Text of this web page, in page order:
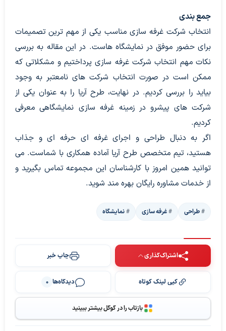
جمع بندی
انتخاب شرکت غرفه سازی مناسب یکی از مهم ترین تصمیمات
برای حضور موفق در نمایشگاه هاست. در این مقاله به بررسی
نکات مهم انتخاب شرکت غرفه سازی پرداختیم و مشکلاتی که
ممکن است در صورت انتخاب شرکت های نامعتبر به وجود
بیاید را بررسی کردیم. در نهایت، طرح آریا را به عنوان یکی از
شرکت های پیشرو در زمینه غرفه سازی نمایشگاهی معرفی
کردیم.
اگر به دنبال طراحی و اجرای غرفه ای حرفه ای و جذاب
هستید، تیم متخصص طرح آریا آماده همکاری با شماست. می
توانید همین امروز با کارشناسان این مجموعه تماس بگیرید و
از خدمات مشاوره رایگان بهره مند شوید.
طراحی غرفه سازی نمایشگاه
اشتراک‌گذاری چاپ خبر
کپی لینک کوتاه دیدگاه‌ها 0
بازتاب را در گوگل بیشتر ببینید